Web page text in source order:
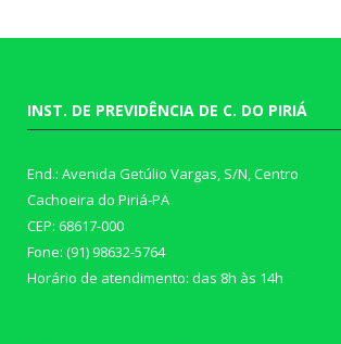
INST. DE PREVIDÊNCIA DE C. DO PIRIÁ
End.: Avenida Getúlio Vargas, S/N, Centro
Cachoeira do Piriá-PA
CEP: 68617-000
Fone: (91) 98632-5764
Horário de atendimento: das 8h às 14h